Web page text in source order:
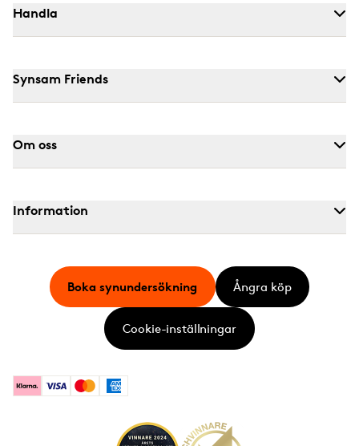
Handla
Synsam Friends
Om oss
Information
KlarnaVisa MastercardAmerican Express
Boka synundersökning Ångra köp
Cookie-inställningar